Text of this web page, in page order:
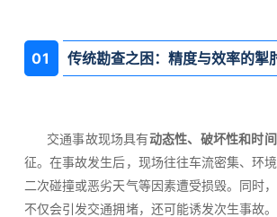
01 传统勘查之困：精度与效率的掣
交通事故现场具有动态性、破坏性和时
征。在事故发生后，现场往往车流密集、环
二次碰撞或恶劣天气等因素遭受损毁。同时
不仅会引发交通拥堵，还可能诱发次生事故